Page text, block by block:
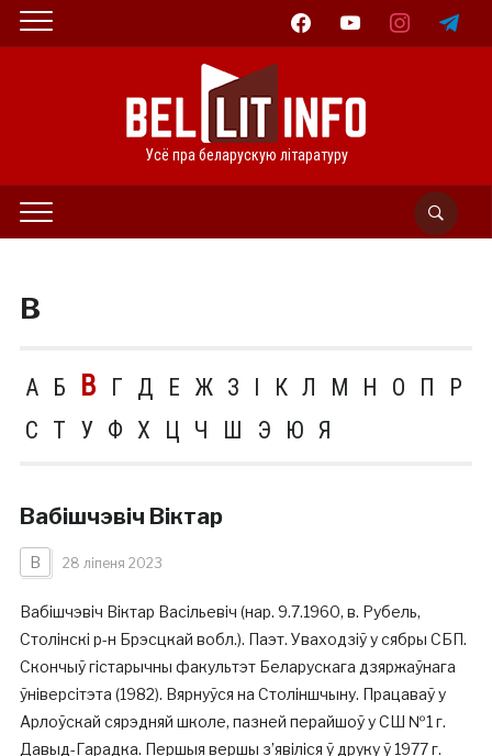
facebookyoutube instagramtelegram
Усё пра беларускую літаратуру
В
А Б В Г Д Е Ж З І К Л М Н О П
Р
С Т У Ф Х Ц Ч Ш Э Ю Я
Вабішчэвіч Віктар
В 28 ліпеня 2023
Вабішчэвіч Віктар Васільевіч (нар. 9.7.1960, в. Рубель,
Столінскі р-н Брэсцкай вобл.). Паэт. Уваходзіў у сябры СБП.
Скончыў гістарычны факультэт Беларускага дзяржаўнага
ўніверсітэта (1982). Вярнуўся на Століншчыну. Працаваў у
Арлоўскай сярэдняй школе, пазней перайшоў у СШ №1 г.
Давыд-Гарадка. Першыя вершы з’явіліся ў друку ў 1977 г.